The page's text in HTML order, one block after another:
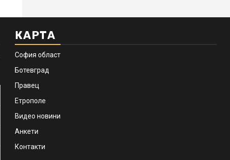
КАРТА
София област
Ботевград
Правец
Етрополе
Видео новини
Анкети
Контакти